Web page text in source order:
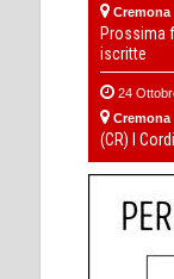
Cremona
Prossima
iscritte
24
Cremona
(CR) I